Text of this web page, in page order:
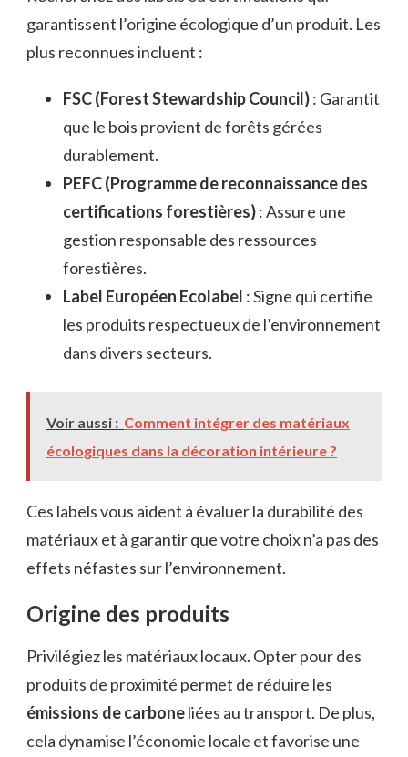
garantissent l’origine écologique d’un produit. Les
plus reconnues incluent :
FSC (Forest Stewardship Council): Garantit
que le bois provient de forêts gérées
durablement.
PEFC (Programme de reconnaissance des
certifications forestières): Assure une
gestion responsable des ressources
forestières.
Label Européen Ecolabel : Signe qui certifie
les produits respectueux de l’environnement
dans divers secteurs.
Voir aussi : Comment intégrer des matériaux
écologiques dans la décoration intérieure ?
Ces labels vous aident à évaluer la durabilité des
matériaux et à garantir que votre choix n’a pas des
effets néfastes sur l’environnement.
Origine des produits
Privilégiez les matériaux locaux. Opter pour des
produits de proximité permet de réduire les
émissions de carboneliées au transport. De plus,
cela dynamise l’économie locale et favorise une